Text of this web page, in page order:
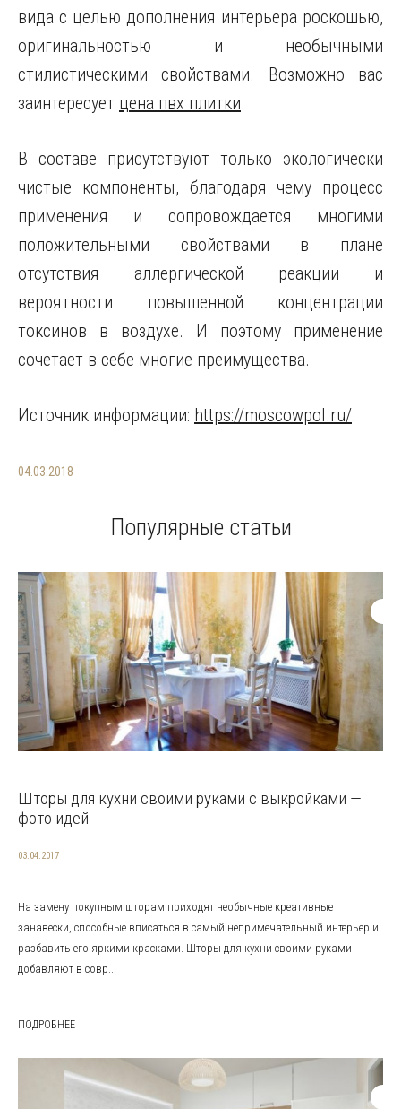
вида с целью дополнения интерьера роскошью,
оригинальностью и необычными
стилистическими свойствами. Возможно вас
заинтересует цена пвх плитки.
В составе присутствуют только экологически
чистые компоненты, благодаря чему процесс
применения и сопровождается многими
положительными свойствами в плане
отсутствия аллергической реакции и
вероятности повышенной концентрации
токсинов в воздухе. И поэтому применение
сочетает в себе многие преимущества.
Источник информации: https://moscowpol.ru/.
04.03.2018
Популярные статьи
Шторы для кухни своими руками с выкройками —
фото идей
03.04.2017
На замену покупным шторам приходят необычные креативные
занавески, способные вписаться в самый непримечательный интерьер и
разбавить его яркими красками. Шторы для кухни своими руками
добавляют в совр...
ПОДРОБНЕЕ